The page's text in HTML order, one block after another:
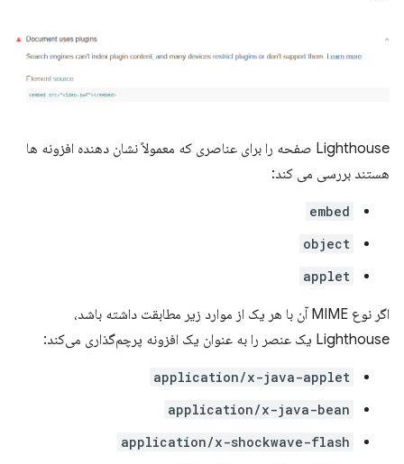
Lighthouse صفحه را برای عناصری که معمولاً نشان دهنده افزونه ها
هستند بررسی می کند:
embed
object
applet
اگر نوع MIME آن با هر یک از موارد زیر مطابقت داشته باشد،
Lighthouse یک عنصر را به عنوان یک افزونه پرچم‌گذاری می‌کند:
application/x-java-applet
application/x-java-bean
application/x-shockwave-flash